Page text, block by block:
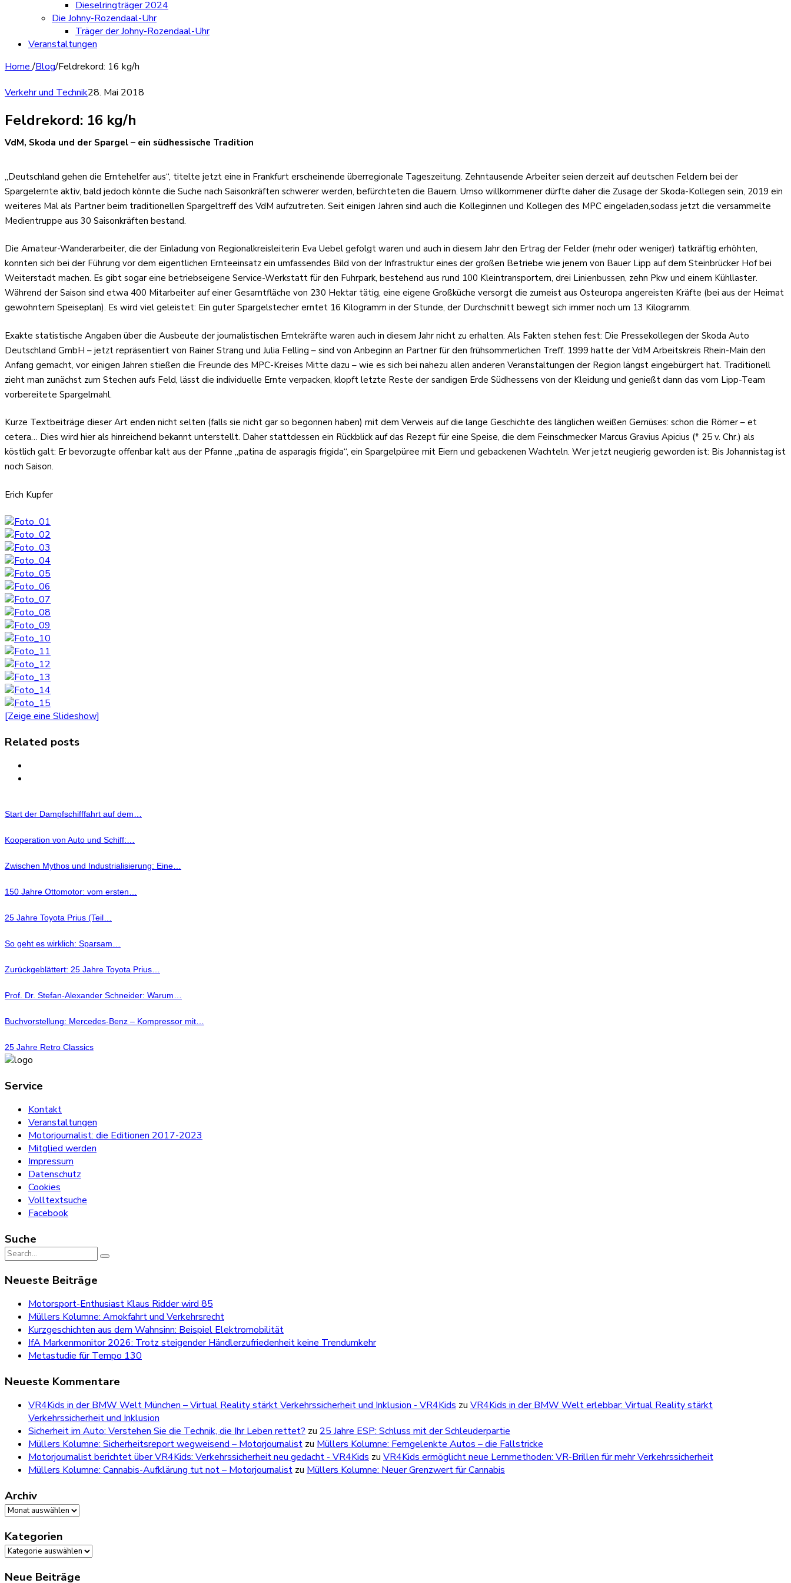
Dieselringträger 2024
Die Johny-Rozendaal-Uhr
Träger der Johny-Rozendaal-Uhr
Veranstaltungen
Home/Blog/Feldrekord: 16 kg/h
Verkehr und Technik28. Mai 2018
Feldrekord: 16 kg/h
VdM, Skoda und der Spargel – ein südhessische Tradition
„Deutschland gehen die Erntehelfer aus“, titelte jetzt eine in Frankfurt erscheinende überregionale Tageszeitung. Zehntausende Arbeiter seien derzeit auf deutschen Feldern bei der
Spargelernte aktiv, bald jedoch könnte die Suche nach Saisonkräften schwerer werden, befürchteten die Bauern. Umso willkommener dürfte daher die Zusage der Skoda-Kollegen sein, 2019 ein
weiteres Mal als Partner beim traditionellen Spargeltreff des VdM aufzutreten. Seit einigen Jahren sind auch die Kolleginnen und Kollegen des MPC eingeladen,sodass jetzt die versammelte
Medientruppe aus 30 Saisonkräften bestand.
Die Amateur-Wanderarbeiter, die der Einladung von Regionalkreisleiterin Eva Uebel gefolgt waren und auch in diesem Jahr den Ertrag der Felder (mehr oder weniger) tatkräftig erhöhten,
konnten sich bei der Führung vor dem eigentlichen Ernteeinsatz ein umfassendes Bild von der Infrastruktur eines der großen Betriebe wie jenem von Bauer Lipp auf dem Steinbrücker Hof bei
Weiterstadt machen. Es gibt sogar eine betriebseigene Service-Werkstatt für den Fuhrpark, bestehend aus rund 100 Kleintransportern, drei Linienbussen, zehn Pkw und einem Kühllaster.
Während der Saison sind etwa 400 Mitarbeiter auf einer Gesamtfläche von 230 Hektar tätig, eine eigene Großküche versorgt die zumeist aus Osteuropa angereisten Kräfte (bei aus der Heimat
gewohntem Speiseplan). Es wird viel geleistet: Ein guter Spargelstecher erntet 16 Kilogramm in der Stunde, der Durchschnitt bewegt sich immer noch um 13 Kilogramm.
Exakte statistische Angaben über die Ausbeute der journalistischen Erntekräfte waren auch in diesem Jahr nicht zu erhalten. Als Fakten stehen fest: Die Pressekollegen der Skoda Auto
Deutschland GmbH – jetzt repräsentiert von Rainer Strang und Julia Felling – sind von Anbeginn an Partner für den frühsommerlichen Treff. 1999 hatte der VdM Arbeitskreis Rhein-Main den
Anfang gemacht, vor einigen Jahren stießen die Freunde des MPC-Kreises Mitte dazu – wie es sich bei nahezu allen anderen Veranstaltungen der Region längst eingebürgert hat. Traditionell
zieht man zunächst zum Stechen aufs Feld, lässt die individuelle Ernte verpacken, klopft letzte Reste der sandigen Erde Südhessens von der Kleidung und genießt dann das vom Lipp-Team
vorbereitete Spargelmahl.
Kurze Textbeiträge dieser Art enden nicht selten (falls sie nicht gar so begonnen haben) mit dem Verweis auf die lange Geschichte des länglichen weißen Gemüses: schon die Römer – et
cetera… Dies wird hier als hinreichend bekannt unterstellt. Daher stattdessen ein Rückblick auf das Rezept für eine Speise, die dem Feinschmecker Marcus Gravius Apicius (* 25 v. Chr.) als
köstlich galt: Er bevorzugte offenbar kalt aus der Pfanne „patina de asparagis frigida“, ein Spargelpüree mit Eiern und gebackenen Wachteln. Wer jetzt neugierig geworden ist: Bis Johannistag ist
noch Saison.
Erich Kupfer
[Zeige eine Slideshow]
Related posts
Start der Dampfschifffahrt auf dem…
Kooperation von Auto und Schiff:…
Zwischen Mythos und Industrialisierung: Eine…
150 Jahre Ottomotor: vom ersten…
25 Jahre Toyota Prius (Teil…
So geht es wirklich: Sparsam…
Zurückgeblättert: 25 Jahre Toyota Prius…
Prof. Dr. Stefan-Alexander Schneider: Warum…
Buchvorstellung: Mercedes-Benz – Kompressor mit…
25 Jahre Retro Classics
Service
Kontakt
Veranstaltungen
Motorjournalist: die Editionen 2017-2023
Mitglied werden
Impressum
Datenschutz
Cookies
Volltextsuche
Facebook
Suche
Search
Neueste Beiträge
Motorsport-Enthusiast Klaus Ridder wird 85
Müllers Kolumne: Amokfahrt und Verkehrsrecht
Kurzgeschichten aus dem Wahnsinn: Beispiel Elektromobilität
IfA Markenmonitor 2026: Trotz steigender Händlerzufriedenheit keine Trendumkehr
Metastudie für Tempo 130
Neueste Kommentare
VR4Kids in der BMW Welt München – Virtual Reality stärkt Verkehrssicherheit und Inklusion - VR4Kids zu VR4Kids in der BMW Welt erlebbar: Virtual Reality stärkt
Verkehrssicherheit und Inklusion
Sicherheit im Auto: Verstehen Sie die Technik, die Ihr Leben rettet? zu 25 Jahre ESP: Schluss mit der Schleuderpartie
Müllers Kolumne: Sicherheitsreport wegweisend – Motorjournalist zu Müllers Kolumne: Ferngelenkte Autos – die Fallstricke
Motorjournalist berichtet über VR4Kids: Verkehrssicherheit neu gedacht - VR4Kids zu VR4Kids ermöglicht neue Lernmethoden: VR-Brillen für mehr Verkehrssicherheit
Müllers Kolumne: Cannabis-Aufklärung tut not – Motorjournalist zu Müllers Kolumne: Neuer Grenzwert für Cannabis
Archiv
Archiv
Kategorien
Kategorien
Neue Beiträge